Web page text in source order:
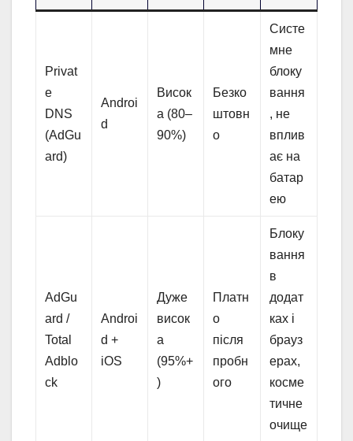
Privat
e
DNS
(AdGu
ard)
Androi
d
Висок
а (80–
90%)
Безко
штовн
о
Систе
мне
блоку
вання
, не
вплив
ає на
батар
ею
AdGu
ard /
Total
Adblo
ck
Androi
d +
iOS
Дуже
висок
а
(95%+
)
Платн
о
після
пробн
ого
Блоку
вання
в
додат
ках і
брауз
ерах,
косме
тичне
очище